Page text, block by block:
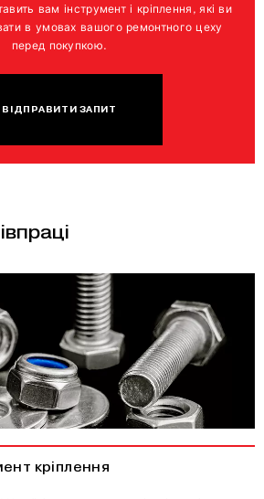
вам інструмент і кріплення, які ви
в умовах вашого ремонтного цеху
перед покупкою.
ВІДПРАВИТИ ЗАПИТ
кріплення